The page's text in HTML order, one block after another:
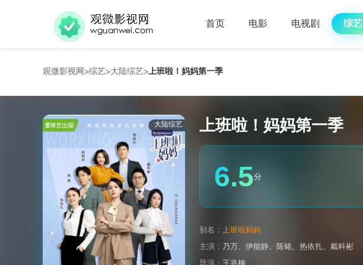
首页 电影 电视剧 综艺
观微影视网>综艺>大陆综艺> 上班啦！妈妈第一季
大陆综艺 上班啦！妈妈第一季
6.5分
别名： 上班啦妈妈
主演： 乃万、 伊能静、 陈铭、 热依扎、 戴科彬
导演： 王兆楠